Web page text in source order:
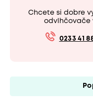
Chcete si dobre
odvlhčovače
0233 41